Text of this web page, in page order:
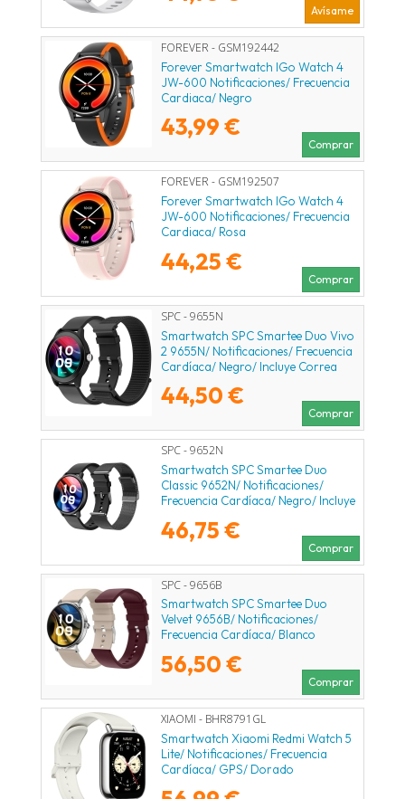
Avísame
FOREVER - GSM192442
Forever Smartwatch IGo Watch 4
JW-600 Notificaciones/ Frecuencia
Cardiaca/ Negro
43,99 €
Comprar
FOREVER - GSM192507
Forever Smartwatch IGo Watch 4
JW-600 Notificaciones/ Frecuencia
Cardiaca/ Rosa
44,25 €
Comprar
SPC - 9655N
Smartwatch SPC Smartee Duo Vivo
2 9655N/ Notificaciones/ Frecuencia
Cardíaca/ Negro/ Incluye Correa
44,50 €
Comprar
SPC - 9652N
Smartwatch SPC Smartee Duo
Classic 9652N/ Notificaciones/
Frecuencia Cardíaca/ Negro/ Incluye
46,75 €
Comprar
SPC - 9656B
Smartwatch SPC Smartee Duo
Velvet 9656B/ Notificaciones/
Frecuencia Cardíaca/ Blanco
56,50 €
Comprar
XIAOMI - BHR8791GL
Smartwatch Xiaomi Redmi Watch 5
Lite/ Notificaciones/ Frecuencia
Cardíaca/ GPS/ Dorado